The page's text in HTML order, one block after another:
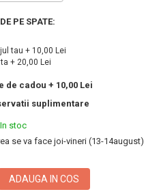
PE SPATE:
tau + 10,00 Lei
+ 20,00 Lei
de cadou + 10,00 Lei
suplimentare
In stoc
se va face joi-vineri (13-14august)
ADAUGA IN COS